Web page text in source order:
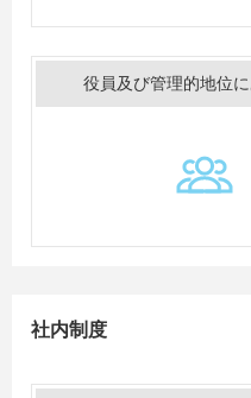
役員及び管理的地位
社内制度